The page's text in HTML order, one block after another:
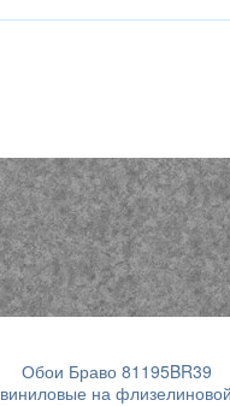
Обои Браво 81195BR39
виниловые на флизелиновой